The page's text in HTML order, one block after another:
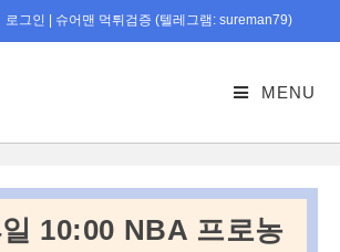
로그인 슈어맨 먹튀검증 (텔레그램: sureman79)
MENU
10:00 NBA 프로농